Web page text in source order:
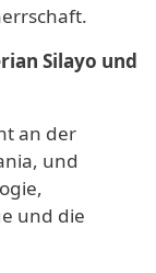
Silayo und
an der
und
und die